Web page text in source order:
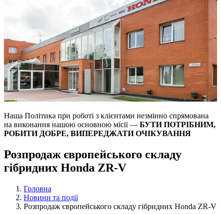
Наша Політика при роботі з клієнтами незмінно спрямована
на виконання нашою основною місії — БУТИ ПОТРІБНИМ,
РОБИТИ ДОБРЕ, ВИПЕРЕДЖАТИ ОЧІКУВАННЯ
Розпродаж європейського складу
гібридних Honda ZR-V
Головна
Новини та події
Розпродаж європейського складу гібридних Honda ZR-V